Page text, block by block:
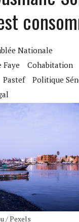
Nationale
Faye
Cohabitation
Pastef
Politique
/ Pexels